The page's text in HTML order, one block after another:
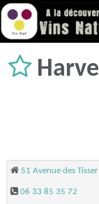
51 Avenue des
06 33 85 35 72